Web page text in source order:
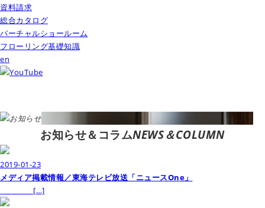
資料請求
総合カタログ
バーチャルショールーム
フローリング基礎知識
en
お知らせ＆コラムNEWS＆COLUMN
2019-01-23
メディア掲載情報／東海テレビ放送「ニュースOne」
[…]